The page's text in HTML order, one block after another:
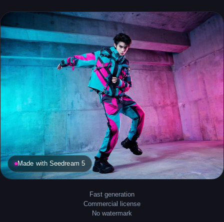
Made with Seedream 5
Fast generation
Commercial license
No watermark